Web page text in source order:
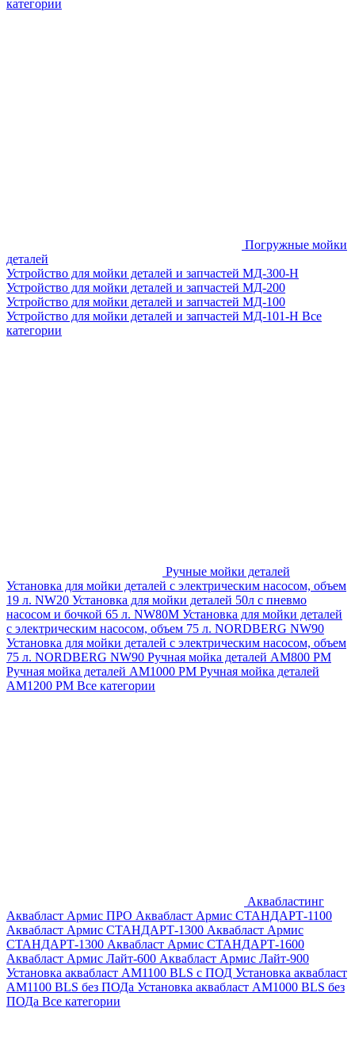
категории
Погружные мойки
деталей
Устройство для мойки деталей и запчастей МД-300-H
Устройство для мойки деталей и запчастей МД-200
Устройство для мойки деталей и запчастей МД-100
Устройство для мойки деталей и запчастей МД-101-Н Все
категории
Ручные мойки деталей
Установка для мойки деталей с электрическим насосом, объем
19 л. NW20 Установка для мойки деталей 50л с пневмо
насосом и бочкой 65 л. NW80M Установка для мойки деталей
с электрическим насосом, объем 75 л. NORDBERG NW90
Установка для мойки деталей с электрическим насосом, объем
75 л. NORDBERG NW90 Ручная мойка деталей АМ800 РМ
Ручная мойка деталей АМ1000 РМ Ручная мойка деталей
АМ1200 РМ Все категории
Аквабластинг
Аквабласт Армис ПРО Аквабласт Армис СТАНДАРТ-1100
Аквабласт Армис СТАНДАРТ-1300 Аквабласт Армис
СТАНДАРТ-1300 Аквабласт Армис СТАНДАРТ-1600
Аквабласт Армис Лайт-600 Аквабласт Армис Лайт-900
Установка аквабласт AM1100 BLS с ПОД Установка аквабласт
AM1100 BLS без ПОДа Установка аквабласт AM1000 BLS без
ПОДа Все категории